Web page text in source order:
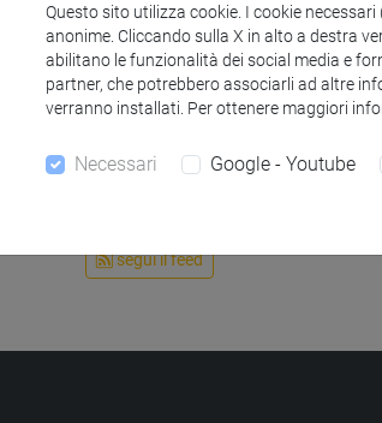
Pubblicazioni
segui il feed
Questo sito utilizza cookie. I cookie
anonime. Cliccando sulla X in alto a destra
abilitano le funzionalità dei social media e
partner, che potrebbero associarli ad altre
verranno installati. Per ottenere maggiori
Necessari Google - Youtube